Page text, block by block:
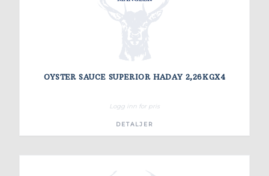
OYSTER SAUCE SUPERIOR HADAY 2,26KGX4
Logg inn for pris
DETALJER